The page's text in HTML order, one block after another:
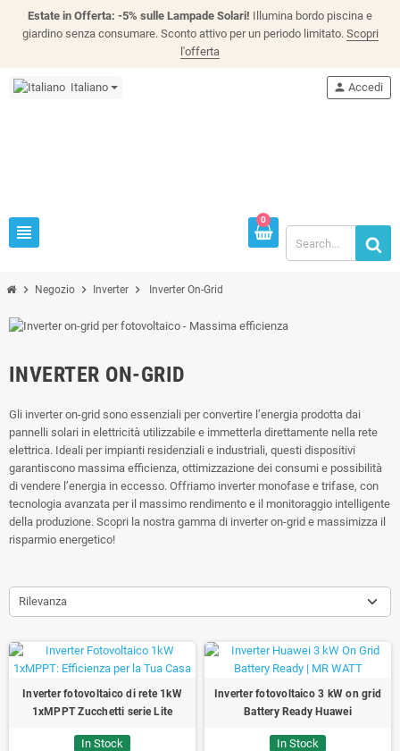
Estate in Offerta: -5% sulle Lampade Solari! Illumina bordo piscina e
giardino senza consumare. Sconto attivo per un periodo limitato. Scopri
l'offerta
Italiano
view_headline
person Accedi
0
chevron_right Negozio chevron_right Inverter chevron_right Inverter On-Grid
INVERTER ON-GRID
Gli inverter on-grid sono essenziali per convertire l’energia prodotta dai
pannelli solari in elettricità utilizzabile e immetterla direttamente nella rete
elettrica. Ideali per impianti residenziali e industriali, questi dispositivi
garantiscono massima efficienza, ottimizzazione dei consumi e possibilità
di vendere l’energia in eccesso. Offriamo inverter monofase e trifase, con
tecnologia avanzata per il massimo rendimento e il monitoraggio intelligente
della produzione. Scopri la nostra gamma di inverter on-grid e massimizza il
risparmio energetico!
Rilevanza
Inverter fotovoltaico di rete 1kW
1xMPPT Zucchetti serie Lite
In Stock
Inverter fotovoltaico 3 kW on grid
Battery Ready Huawei
In Stock